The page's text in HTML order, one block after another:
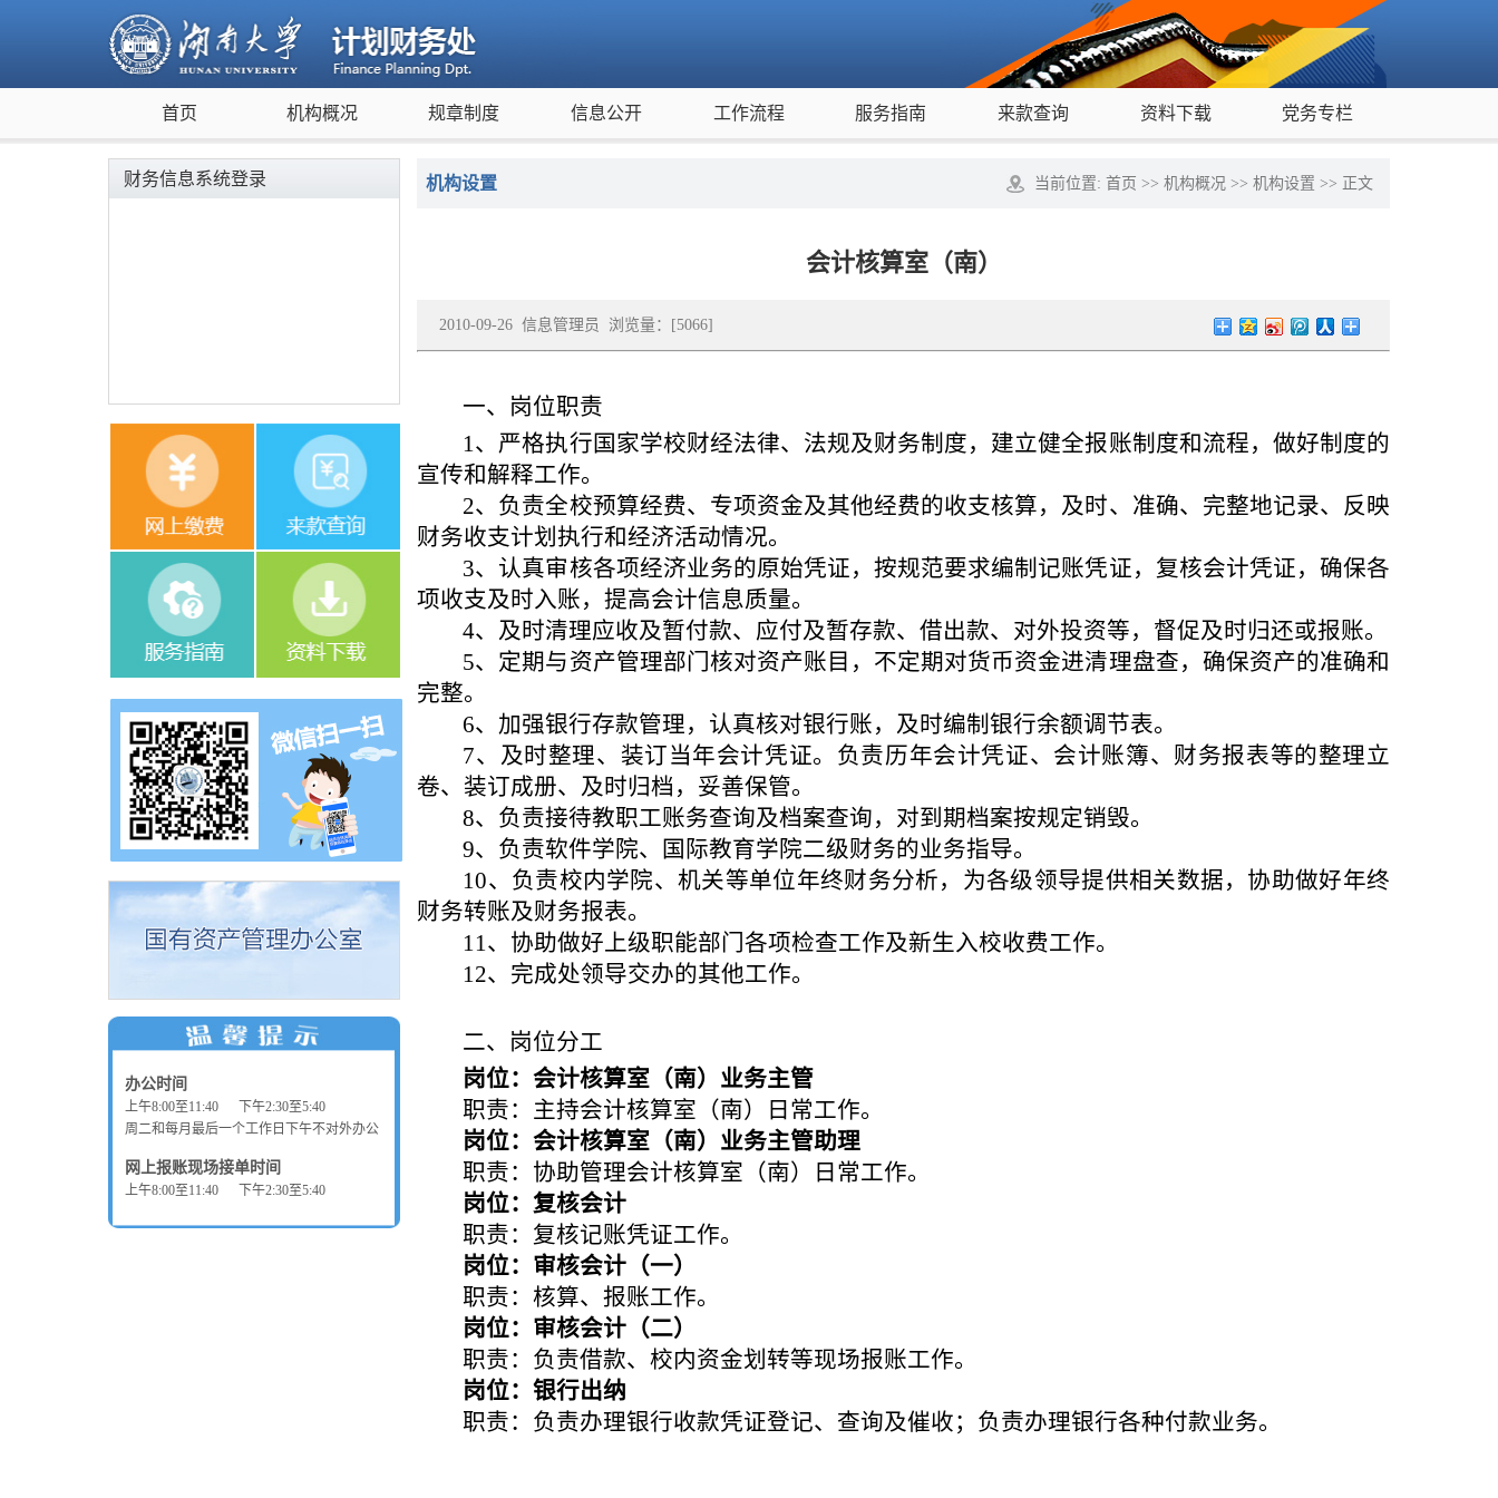
首页 机构概况 规章制度 信息公开 工作流程 服务指南 来款查询 资料下载 党务专栏
财务信息系统登录
办公时间
上午8:00至11:40 下午2:30至5:40
周二和每月最后一个工作日下午不对外办公
网上报账现场接单时间
上午8:00至11:40 下午2:30至5:40
机构设置 当前位置: 首页 >> 机构概况 >> 机构设置 >> 正文
会计核算室（南）
2010-09-26 信息管理员 浏览量：[5066]
一、岗位职责
1、严格执行国家学校财经法律、法规及财务制度，建立健全报账制度和流程，做好制度的
宣传和解释工作。
2、负责全校预算经费、专项资金及其他经费的收支核算，及时、准确、完整地记录、反映
财务收支计划执行和经济活动情况。
3、认真审核各项经济业务的原始凭证，按规范要求编制记账凭证，复核会计凭证，确保各
项收支及时入账，提高会计信息质量。
4、及时清理应收及暂付款、应付及暂存款、借出款、对外投资等，督促及时归还或报账。
5、定期与资产管理部门核对资产账目，不定期对货币资金进清理盘查，确保资产的准确和
完整。
6、加强银行存款管理，认真核对银行账，及时编制银行余额调节表。
7、及时整理、装订当年会计凭证。负责历年会计凭证、会计账簿、财务报表等的整理立
卷、装订成册、及时归档，妥善保管。
8、负责接待教职工账务查询及档案查询，对到期档案按规定销毁。
9、负责软件学院、国际教育学院二级财务的业务指导。
10、负责校内学院、机关等单位年终财务分析，为各级领导提供相关数据，协助做好年终
财务转账及财务报表。
11、协助做好上级职能部门各项检查工作及新生入校收费工作。
12、完成处领导交办的其他工作。
二、岗位分工
岗位：会计核算室（南） 业务主管
职责：主持会计核算室（南）日常工作。
岗位：会计核算室（南）业务主管助理
职责： 协助管理会计核算室（南）日常工作。
岗位： 复核会计
职责：复核记账凭证工作。
岗位： 审核会计（一）
职责：核算、报账工作。
岗位： 审核会计（二）
职责： 负责借款、校内资金划转等现场报账工作。
岗位：银行出纳
职责：负责办理银行收款凭证登记、查询及催收；负责办理银行各种付款业务。